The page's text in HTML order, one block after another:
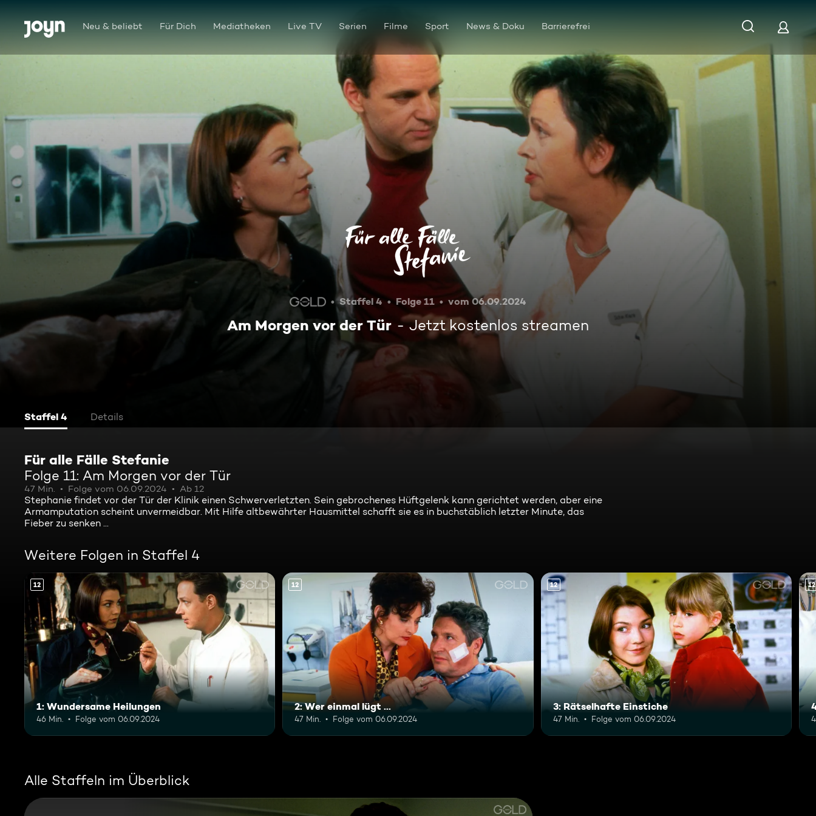
Zum Inhalt springen
Barrierefrei Neu & beliebt Für Dich Mediatheken Live TV Serien Filme Sport News & Doku Barrierefrei
Am Morgen vor der Tür
Staffel 4 Folge 11 vom 06.09.2024
Am Morgen vor der Tür Jetzt kostenlos streamen
Staffel 4 Details
Für alle Fälle Stefanie
Folge 11: Am Morgen vor der Tür
47 Min. Folge vom 06.09.2024 Ab 12
Stephanie findet vor der Tür der Klinik einen Schwerverletzten. Sein gebrochenes Hüftgelenk kann gerichtet werden, aber eine
Armamputation scheint unvermeidbar. Mit Hilfe altbewährter Hausmittel schafft sie es in buchstäblich letzter Minute, das
Fieber zu senken ...
Weitere Folgen in Staffel 4
12
1: Wundersame Heilungen
46 Min. Folge vom 06.09.2024
12
2: Wer einmal lügt ...
47 Min. Folge vom 06.09.2024
12
3: Rätselhafte Einstiche
47 Min. Folge vom 06.09.2024
12
Alle Staffeln im Überblick